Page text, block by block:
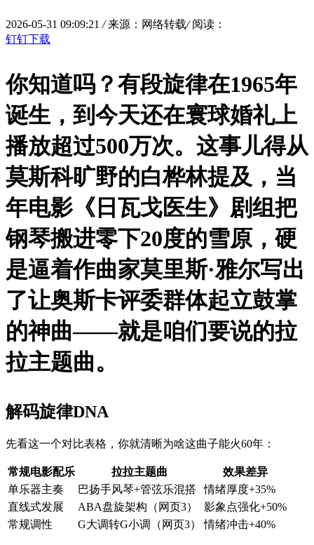
2026-05-31 09:09:21 / 来源：网络转载/ 阅读：
钉钉下载
你知道吗？有段旋律在1965年
诞生，到今天还在寰球婚礼上
播放超过500万次。这事儿得从
莫斯科旷野的白桦林提及，当
年电影《 日瓦戈医生》剧组把
钢琴搬进零下20度的雪原，硬
是逼着作曲家莫里斯·雅尔写出
了让奥斯卡评委群体起立鼓掌
的神曲——就是咱们要说的拉
拉主题曲。
解码旋律DNA
先看这一个对比表格，你就清晰为啥这曲子能火60年：
常规电影配乐 拉拉主题曲
效果差异
单乐器主奏
巴扬手风琴+管弦乐混搭
情绪厚度+35%
直线式发展
ABA盘旋架构（网页3）
影象点强化+50%
常规调性
G大调转G小调（网页3） 情绪冲击+40%